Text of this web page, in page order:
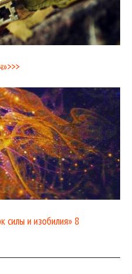
силы и изобилия» 8